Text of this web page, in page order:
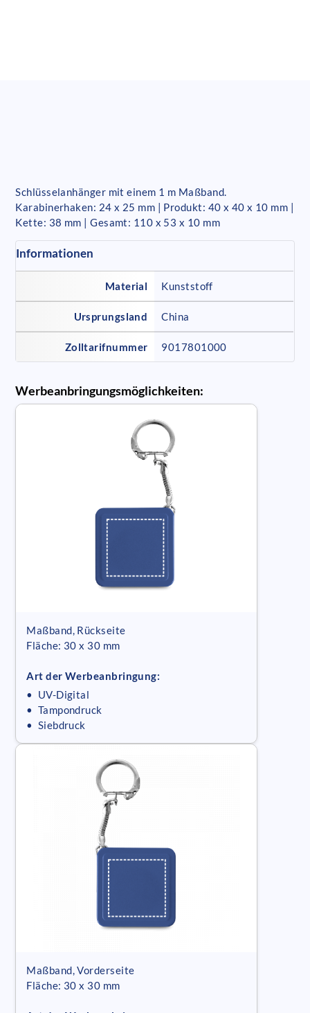
Schlüsselanhänger mit einem 1 m Maßband.
Karabinerhaken: 24 x 25 mm | Produkt: 40 x 40 x 10 mm |
Kette: 38 mm | Gesamt: 110 x 53 x 10 mm
Informationen
Material Kunststoff
Ursprungsland China
Zolltarifnummer 9017801000
Werbeanbringungsmöglichkeiten:
Maßband, Rückseite
Fläche: 30 x 30 mm
Art der Werbeanbringung:
• UV-Digital
• Tampondruck
• Siebdruck
Maßband, Vorderseite
Fläche: 30 x 30 mm